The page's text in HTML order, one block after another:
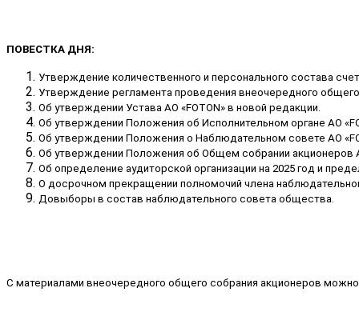
ПОВЕСТКА ДНЯ:
Утверждение количественного и персонального состава
Утверждение регламента проведения внеочередного
Об утверждении Устава АО «FOTON» в новой редакции.
Об утверждении Положения об Исполнительном органе АО
Об утверждении Положения о Наблюдательном совете АО
Об утверждении Положения об Общем собрании акционеров
Об определение аудиторской организации на 2025 год и
О досрочном прекращении полномочий члена
Довыборы в состав наблюдательного совета общества.
С материалами внеочередного общего собрания акционеров